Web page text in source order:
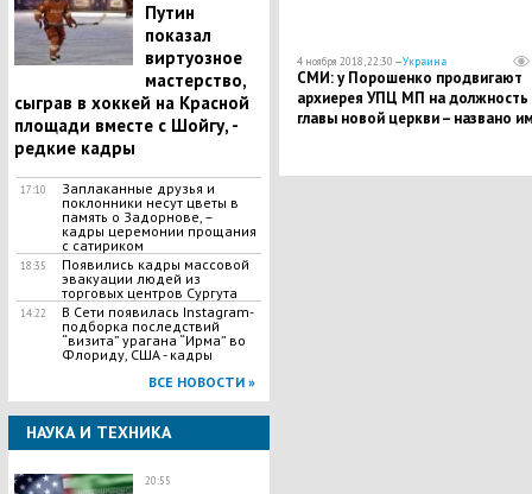
Путин
показал
виртуозное
мастерство,
сыграв в хоккей на Красной
площади вместе с Шойгу, -
редкие кадры
17:10
Заплаканные друзья и
поклонники несут цветы в
память о Задорнове, –
кадры церемонии прощания
с сатириком
18:35
Появились кадры массовой
эвакуации людей из
торговых центров Сургута
14:22
В Сети появилась Іnstagram-
подборка последствий
“визита” урагана “Ирма” во
Флориду, США - кадры
ВСЕ НОВОСТИ »
НАУКА И ТЕХНИКА
20:55
4 ноября 2018, 22:30 —Украина
СМИ: у Порошенко продвигают
архиерея УПЦ МП на должность
главы новой церкви – названо